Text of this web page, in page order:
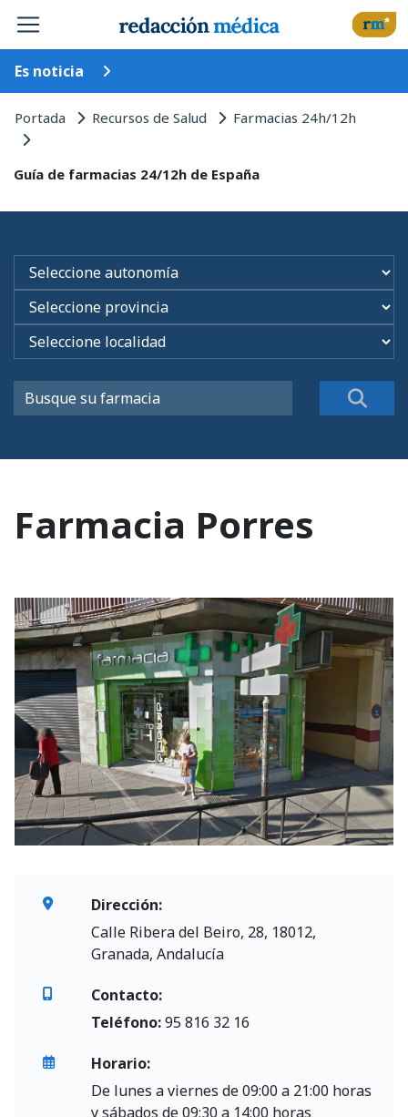
Es noticia
Portada Recursos de Salud Farmacias 24h/12h
Guía de farmacias 24/12h de España
Farmacia Porres
Dirección:
Calle Ribera del Beiro, 28, 18012,
Granada, Andalucía
Contacto:
Teléfono:95 816 32 16
Horario:
De lunes a viernes de 09:00 a 21:00 horas
y sábados de 09:30 a 14:00 horas